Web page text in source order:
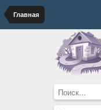
Главная